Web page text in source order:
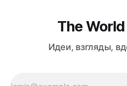
The
Идеи, взгляды,